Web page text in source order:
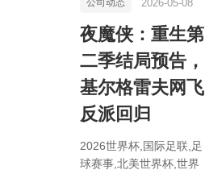
公司动态 2026-05-08
夜魔侠：重生第
二季结局预告，
基尔格雷夫网飞
反派回归
2026世界杯,国际足联,足
球赛事,北美世界杯,世界